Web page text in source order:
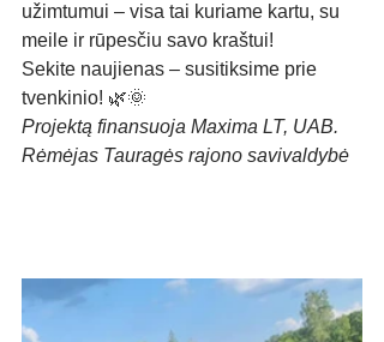
užimtumui – visa tai kuriame kartu, su
meile ir rūpesčiu savo kraštui!
Sekite naujienas – susitiksime prie
tvenkinio! 🌿🌞
Projektą finansuoja Maxima LT, UAB.
Rėmėjas Tauragės rajono savivaldybė